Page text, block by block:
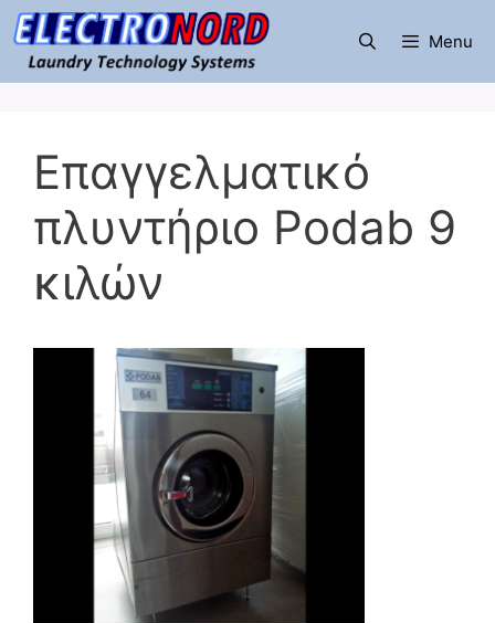
Μετάβαση
σε
περιεχόμενο
Menu
Επαγγελματικό
πλυντήριο Podab 9
κιλών